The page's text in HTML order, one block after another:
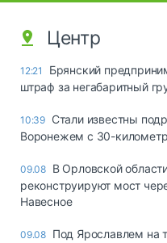
Центр
12:21
Брянский
штраф за негабаритный
10:39 Стали известны
Воронежем с 30-
09.08 В Орловской
реконструируют мост
Навесное
09.08 Под Ярославлем на